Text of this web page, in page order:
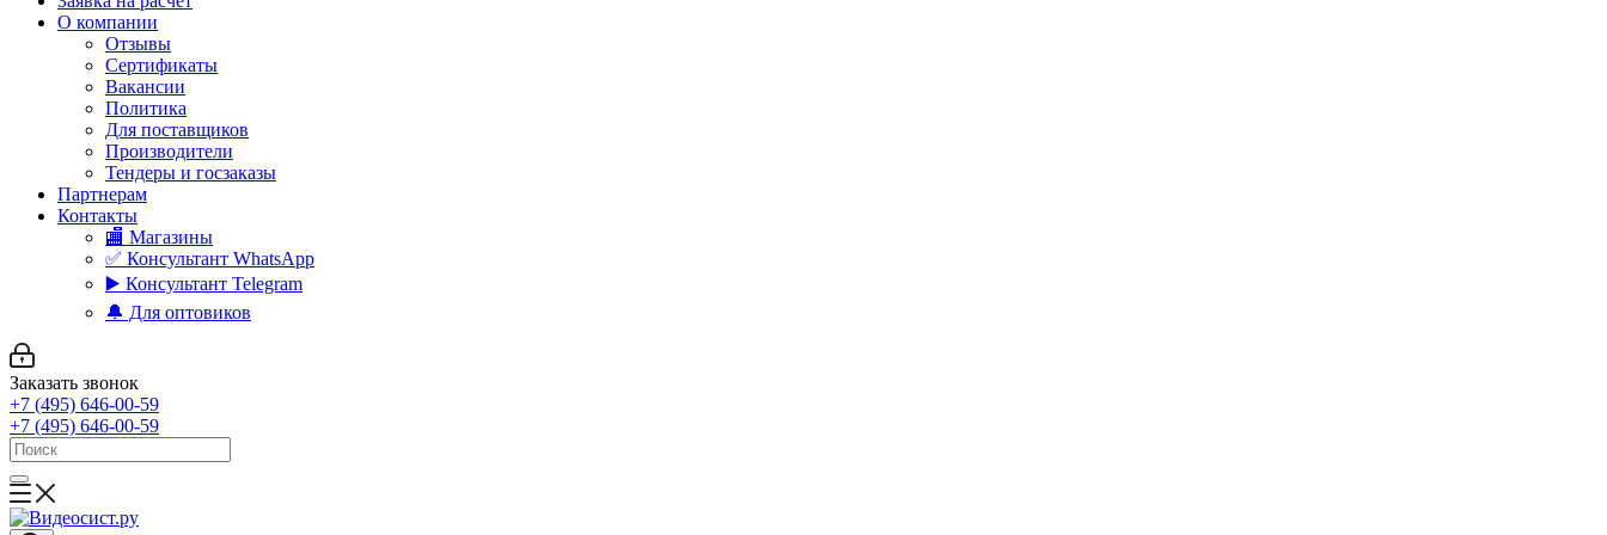
О компании
Отзывы
Сертификаты
Вакансии
Политика
Для поставщиков
Производители
Тендеры и госзаказы
Партнерам
Контакты
🏬 Магазины
✅️ Консультант WhatsApp
▶️ Консультант Telegram
🔔 Для оптовиков
Заказать звонок
+7 (495) 646-00-59
+7 (495) 646-00-59